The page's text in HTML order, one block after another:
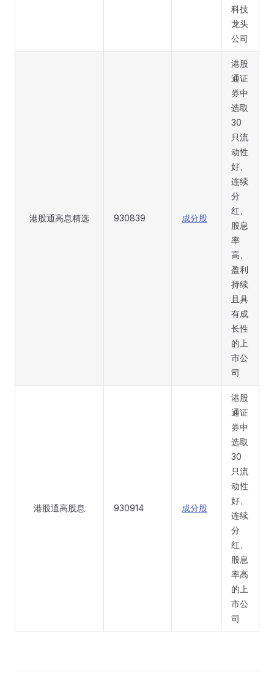
科技
龙头
公司
港股通高息精选 930839 成分股
港股
通证
券中
选取
30
只流
动性
好、
连续
分
红、
股息
率
高、
盈利
持续
且具
有成
长性
的上
市公
司
港股通高股息 930914 成分股
港股
通证
券中
选取
30
只流
动性
好、
连续
分
红、
股息
率高
的上
市公
司